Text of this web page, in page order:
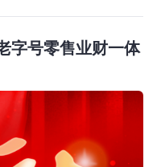
字号零售业财一体